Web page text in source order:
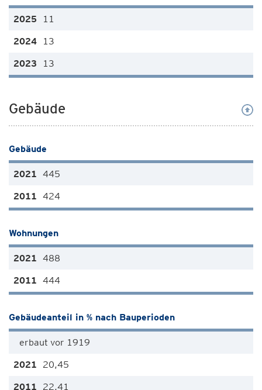
11
13
13
Gebäude
Gebäude
445
424
Wohnungen
488
444
Gebäudeanteil in % nach Bauperioden
erbaut vor 1919
20,45
22,41